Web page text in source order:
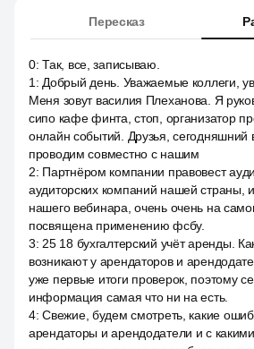
Пересказ
0:Так, все, записываю.
1 : Добрый день. Уважаемые коллеги,
Меня зовут василия Плеханова. Я
сипо кафе финта, стоп, организатор
онлайн событий. Друзья, сегодняшний
проводим совместно с нашим
2: Партнёром компании правовест
аудиторских компаний нашей страны,
нашего вебинара, очень очень на
посвящена применению фсбу.
3: 25 18 бухгалтерский учёт аренды.
возникают у арендаторов и
уже первые итоги проверок, поэтому
информация самая что ни на есть.
4:Свежие, будем смотреть, какие
арендаторы и арендодатели и с